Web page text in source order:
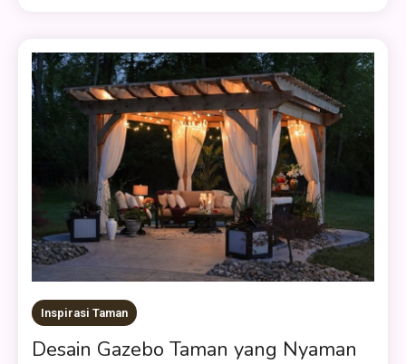
Inspirasi Taman
Desain Gazebo Taman yang Nyaman